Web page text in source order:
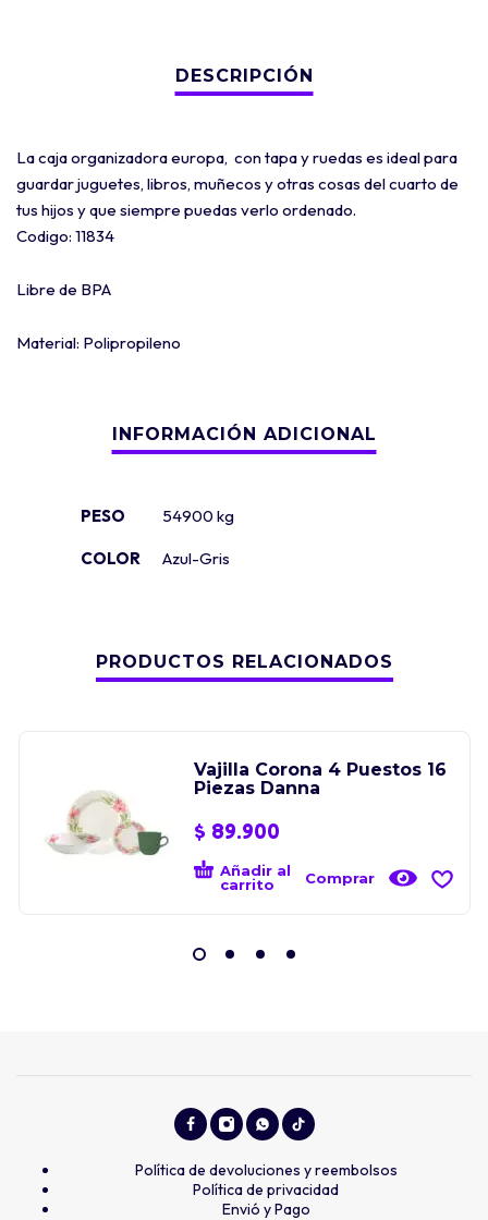
La caja organizadora europa, con tapa y ruedas es ideal para
guardar juguetes, libros, muñecos y otras cosas del cuarto de
tus hijos y que siempre puedas verlo ordenado.
Codigo: 11834
Libre de BPA
Material: Polipropileno
PESO 54900 kg
COLOR Azul-Gris
PRODUCTOS RELACIONADOS
Vajilla Corona 4 Puestos 16
Piezas Danna
$ 89.900
Añadir al
carrito
Comprar
Política de devoluciones y reembolsos
Política de privacidad
Envió y Pago